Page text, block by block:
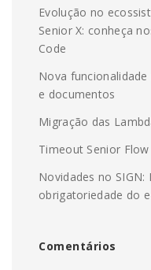
Evolução no
Senior X: conheça
Code
Nova
e documentos
Migração das
Timeout Senior
Novidades no
obrigatoriedade do
Comentários